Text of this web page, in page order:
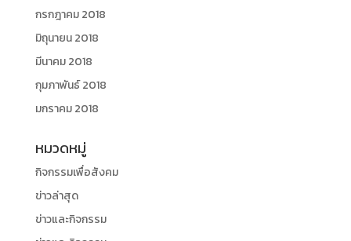
กรกฎาคม 2018
มิถุนายน 2018
มีนาคม 2018
กุมภาพันธ์ 2018
มกราคม 2018
หมวดหมู่
กิจกรรมเพื่อสังคม
ข่าวล่าสุด
ข่าวและกิจกรรม